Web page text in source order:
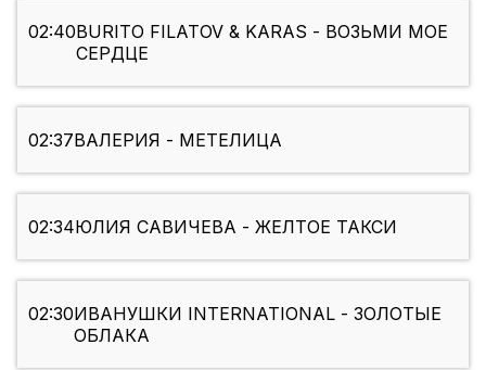
02:40BURITO FILATOV & KARAS - ВОЗЬМИ МОЕ
СЕРДЦЕ
02:37ВАЛЕРИЯ - МЕТЕЛИЦА
02:34ЮЛИЯ САВИЧЕВА - ЖЕЛТОЕ ТАКСИ
02:30ИВАНУШКИ INTERNATIONAL - ЗОЛОТЫЕ
ОБЛАКА